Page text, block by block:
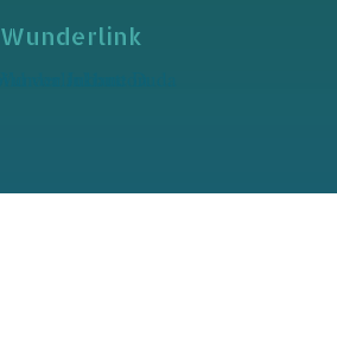
Wunderlink